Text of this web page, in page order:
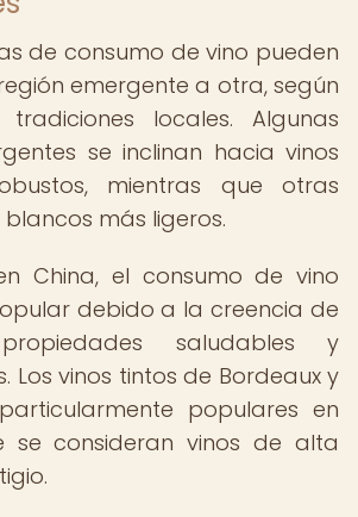
de consumo de vino pueden
emergente a otra, según
locales. Algunas
se inclinan hacia vinos
mientras que otras
más ligeros.
China, el consumo de vino
debido a la creencia de
saludables y
Los vinos tintos de Bordeaux y
populares en
se consideran vinos de alta